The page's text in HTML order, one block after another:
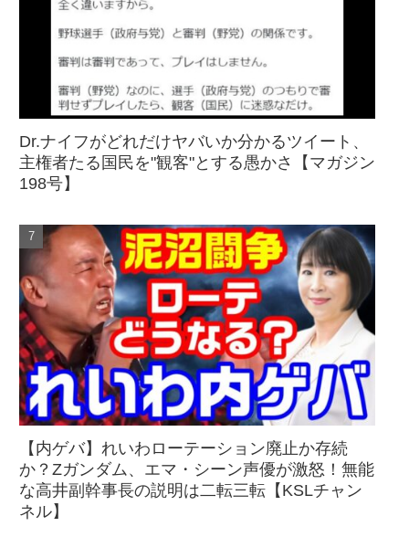
Dr.ナイフがどれだけヤバいか分かるツイート、
主権者たる国民を"観客"とする愚かさ【マガジン
198号】
【内ゲバ】れいわローテーション廃止か存続
か？Zガンダム、エマ・シーン声優が激怒！無能
な高井副幹事長の説明は二転三転【KSLチャン
ネル】